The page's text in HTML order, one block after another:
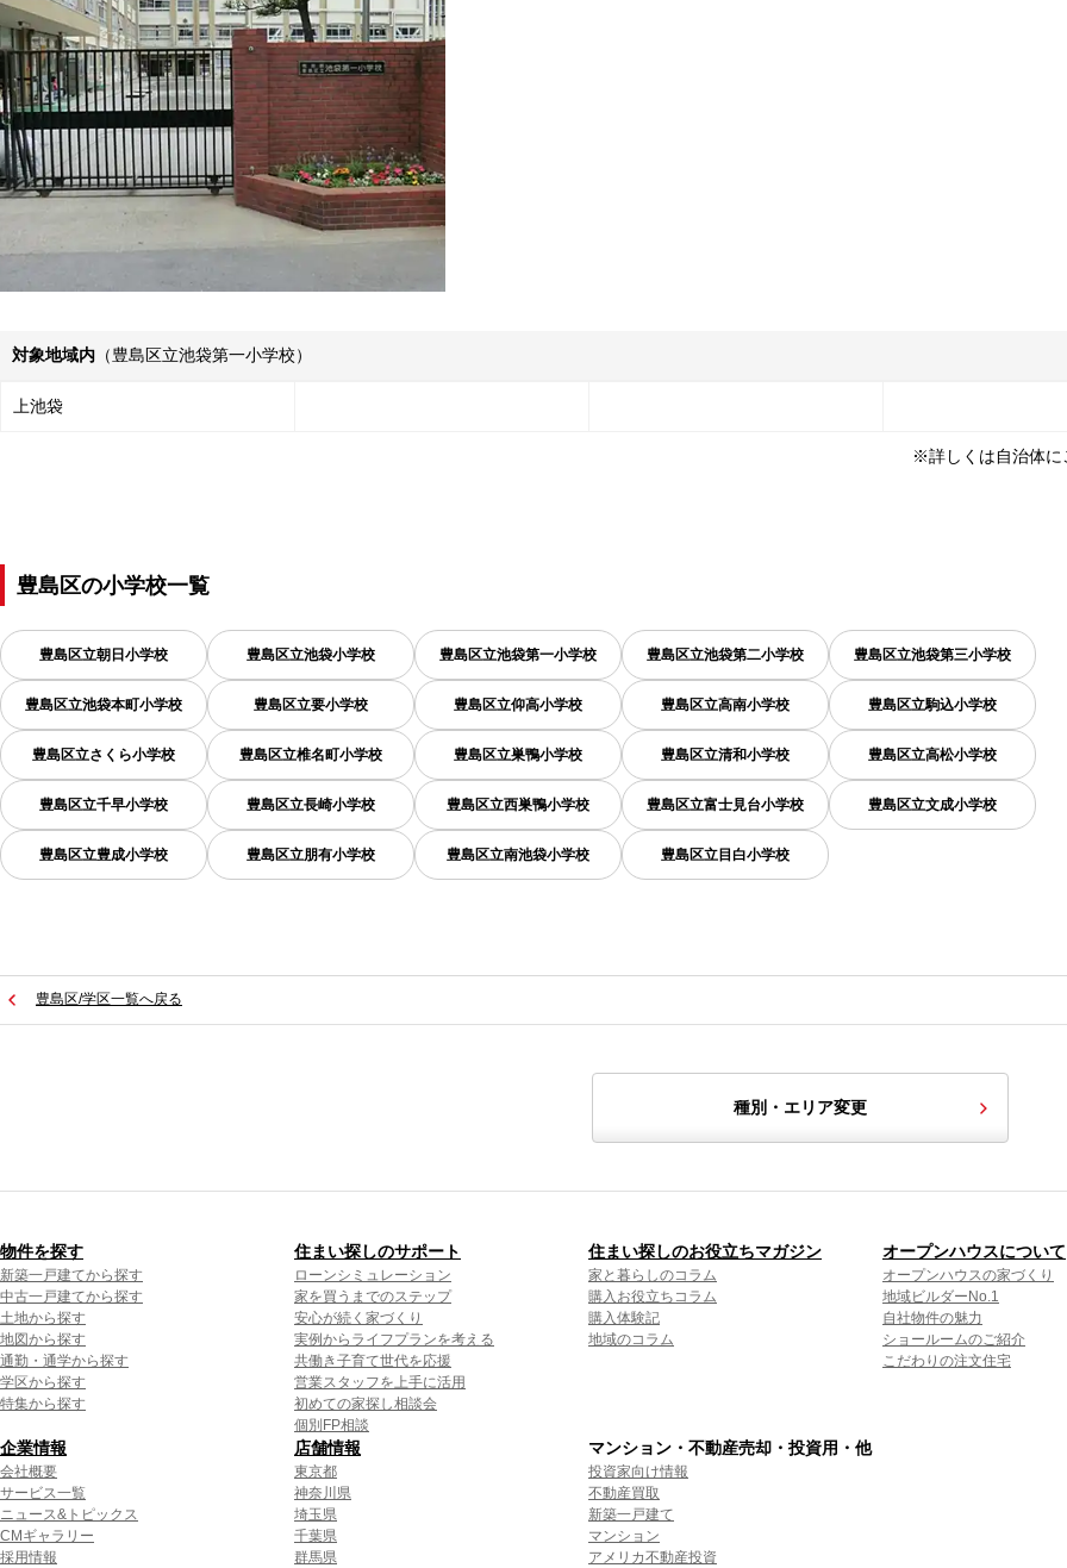
対象地域内 （豊島区立池袋第一小学校）
上池袋
※詳しくは自治体に
豊島区の小学校一覧
豊島区立朝日小学校 豊島区立池袋小学校 豊島区立池袋第一小学校 豊島区立池袋第二小学校 豊島区立池袋第三小学校
豊島区立池袋本町小学校 豊島区立要小学校 豊島区立仰高小学校 豊島区立高南小学校 豊島区立駒込小学校
豊島区立さくら小学校 豊島区立椎名町小学校 豊島区立巣鴨小学校 豊島区立清和小学校 豊島区立高松小学校
豊島区立千早小学校 豊島区立長崎小学校 豊島区立西巣鴨小学校 豊島区立富士見台小学校 豊島区立文成小学校
豊島区立豊成小学校 豊島区立朋有小学校 豊島区立南池袋小学校 豊島区立目白小学校
豊島区/学区一覧へ戻る
種別・エリア変更
物件を探す
新築一戸建てから探す
中古一戸建てから探す
土地から探す
地図から探す
通勤・通学から探す
学区から探す
特集から探す
住まい探しのサポート
ローンシミュレーション
家を買うまでのステップ
安心が続く家づくり
実例からライフプランを考える
共働き子育て世代を応援
営業スタッフを上手に活用
初めての家探し相談会
個別FP相談
住まい探しのお役立ちマガジン
家と暮らしのコラム
購入お役立ちコラム
購入体験記
地域のコラム
オープンハウスについて
オープンハウスの家づくり
地域ビルダーNo.1
自社物件の魅力
ショールームのご紹介
こだわりの注文住宅
企業情報
会社概要
サービス一覧
ニュース&トピックス
CMギャラリー
採用情報
店舗情報
東京都
神奈川県
埼玉県
千葉県
群馬県
マンション・不動産売却・投資用・他
投資家向け情報
不動産買取
新築一戸建て
マンション
アメリカ不動産投資